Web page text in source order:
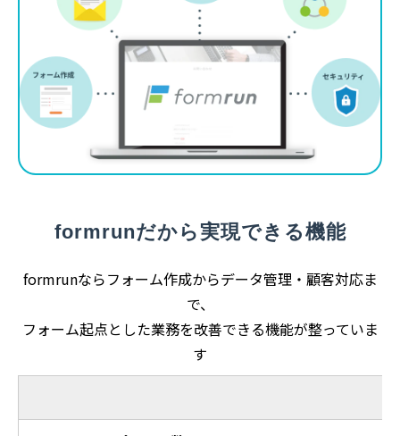
formrunだから実現できる機能
formrunならフォーム作成からデータ管理・顧客対応ま
で、
フォーム起点とした業務を改善できる機能が整っていま
す